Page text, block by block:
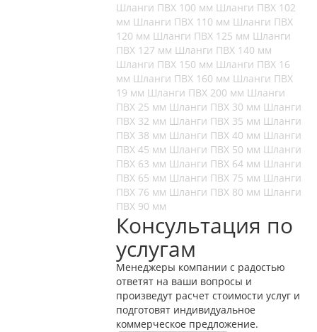
Шланги ПВХ 100 мм Шланги ПВХ 102
мм Шланги ПВХ 110 мм Шланги ПВХ
120 мм Шланги ПВХ 125 мм Шланги
ПВХ 127 мм Шланги ПВХ 140 мм
Шланги ПВХ 150 мм Шланги ПВХ 16
мм Шланги ПВХ 160 мм Шланги ПВХ
19 мм Шланги ПВХ 200 мм Шланги
ПВХ 25 мм Шланги ПВХ 30 мм Шланги
ПВХ 32 мм Шланги ПВХ 35 мм Шланги
ПВХ 38 мм Шланги ПВХ 40 мм Шланги
ПВХ 45 мм Шланги ПВХ 50 мм Шланги
ПВХ 63 мм Шланги ПВХ 64 мм Шланги
ПВХ 65 мм Шланги ПВХ 75 мм Шланги
ПВХ 76 мм Шланги ПВХ 80 мм Шланги
ПВХ 90 мм
Консультация по
услугам
Менеджеры компании с радостью
ответят на ваши вопросы и
произведут расчет стоимости услуг и
подготовят индивидуальное
коммерческое предложение.